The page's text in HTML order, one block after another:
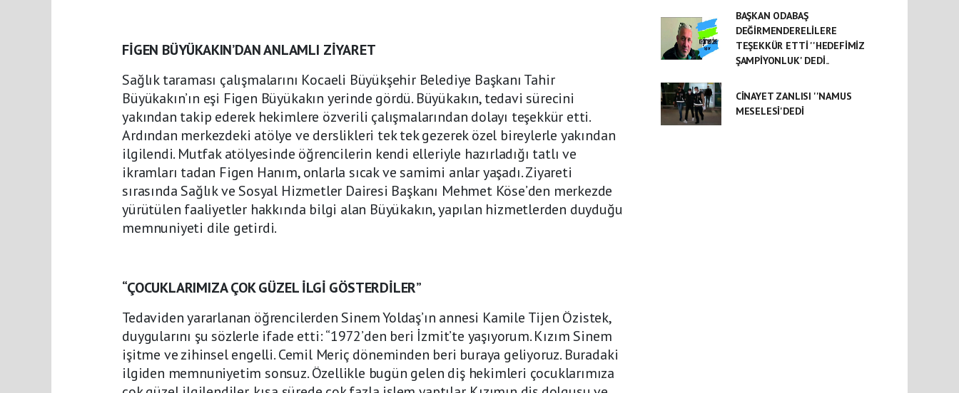
FİGEN BÜYÜKAKIN’DAN ANLAMLI ZİYARET
Sağlık taraması çalışmalarını Kocaeli Büyükşehir Belediye Başkanı Tahir
Büyükakın’ın eşi Figen Büyükakın yerinde gördü. Büyükakın, tedavi sürecini
yakından takip ederek hekimlere özverili çalışmalarından dolayı teşekkür etti.
Ardından merkezdeki atölye ve derslikleri tek tek gezerek özel bireylerle yakından
ilgilendi. Mutfak atölyesinde öğrencilerin kendi elleriyle hazırladığı tatlı ve
ikramları tadan Figen Hanım, onlarla sıcak ve samimi anlar yaşadı. Ziyareti
sırasında Sağlık ve Sosyal Hizmetler Dairesi Başkanı Mehmet Köse’den merkezde
yürütülen faaliyetler hakkında bilgi alan Büyükakın, yapılan hizmetlerden duyduğu
memnuniyeti dile getirdi.
“ÇOCUKLARIMIZA ÇOK GÜZEL İLGİ GÖSTERDİLER”
Tedaviden yararlanan öğrencilerden Sinem Yoldaş’ın annesi Kamile Tijen Özistek,
duygularını şu sözlerle ifade etti: “1972’den beri İzmit’te yaşıyorum. Kızım Sinem
işitme ve zihinsel engelli. Cemil Meriç döneminden beri buraya geliyoruz. Buradaki
ilgiden memnuniyetim sonsuz. Özellikle bugün gelen diş hekimleri çocuklarımıza
BAŞKAN ODABAŞ
DEĞİRMENDERELİLERE
TEŞEKKÜR ETTİ ''HEDEFİMİZ
ŞAMPİYONLUK' DEDİ..
CİNAYET ZANLISI ''NAMUS
MESELESİ'DEDİ